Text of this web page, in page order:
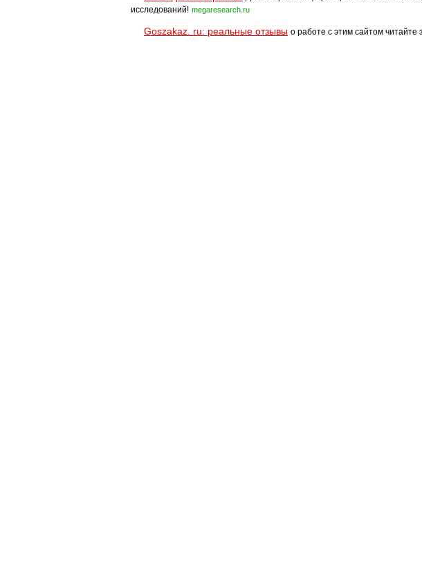
исследований! megaresearch.ru
Goszakaz. ru: реальные отзывы о работе с этим сайтом читайте